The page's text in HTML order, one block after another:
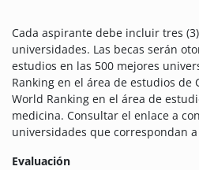
Cada aspirante debe incluir tres
universidades. Las becas serán
estudios en las 500 mejores
Ranking en el área de estudios de
World Ranking en el área de
medicina. Consultar el enlace a
universidades que correspondan
Evaluación